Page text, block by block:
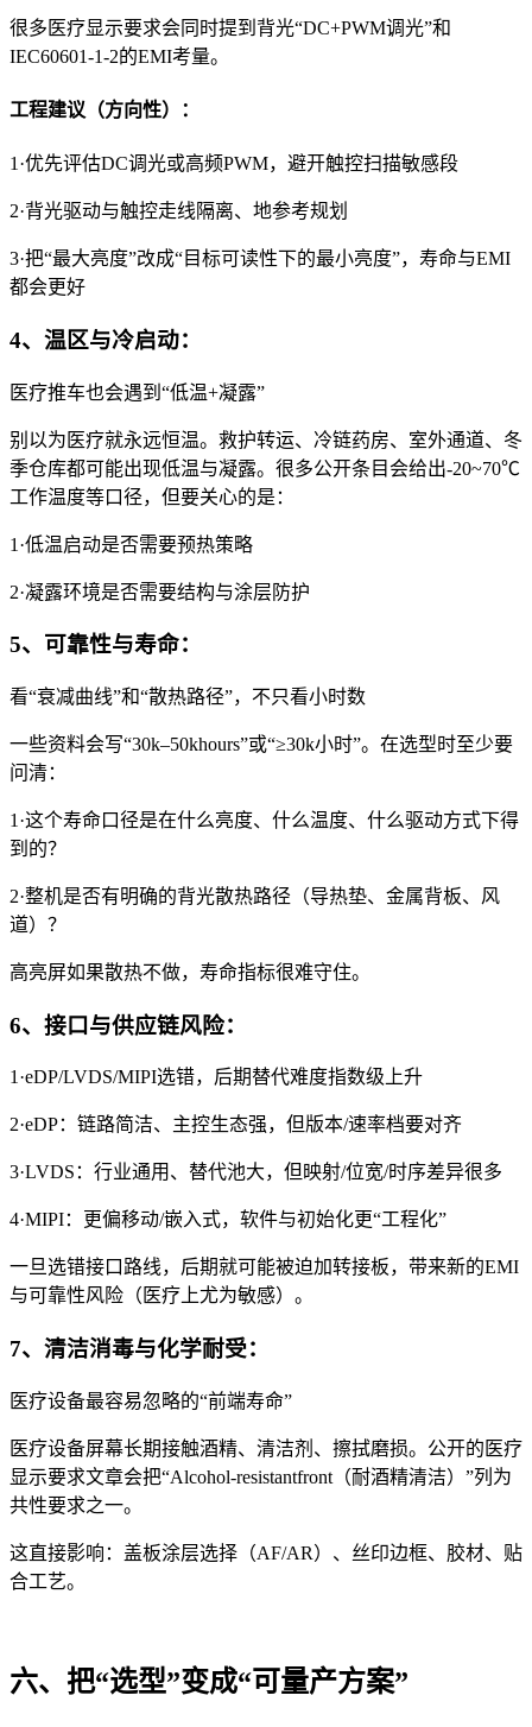
很多医疗显示要求会同时提到背光“DC+PWM调光”和
IEC60601-1-2的EMI考量。
工程建议（方向性）：
1·优先评估DC调光或高频PWM，避开触控扫描敏感段
2·背光驱动与触控走线隔离、地参考规划
3·把“最大亮度”改成“目标可读性下的最小亮度”，寿命与EMI
都会更好
4、温区与冷启动：
医疗推车也会遇到“低温+凝露”
别以为医疗就永远恒温。救护转运、冷链药房、室外通道、冬
季仓库都可能出现低温与凝露。很多公开条目会给出-20~70℃
工作温度等口径，但要关心的是：
1·低温启动是否需要预热策略
2·凝露环境是否需要结构与涂层防护
5、可靠性与寿命：
看“衰减曲线”和“散热路径”，不只看小时数
一些资料会写“30k–50khours”或“≥30k小时”。在选型时至少要
问清：
1·这个寿命口径是在什么亮度、什么温度、什么驱动方式下得
到的？
2·整机是否有明确的背光散热路径（导热垫、金属背板、风
道）？
高亮屏如果散热不做，寿命指标很难守住。
6、接口与供应链风险：
1·eDP/LVDS/MIPI选错，后期替代难度指数级上升
2·eDP：链路简洁、主控生态强，但版本/速率档要对齐
3·LVDS：行业通用、替代池大，但映射/位宽/时序差异很多
4·MIPI：更偏移动/嵌入式，软件与初始化更“工程化”
一旦选错接口路线，后期就可能被迫加转接板，带来新的EMI
与可靠性风险（医疗上尤为敏感）。
7、清洁消毒与化学耐受：
医疗设备最容易忽略的“前端寿命”
医疗设备屏幕长期接触酒精、清洁剂、擦拭磨损。公开的医疗
显示要求文章会把“Alcohol-resistantfront（耐酒精清洁）”列为
共性要求之一。
这直接影响：盖板涂层选择（AF/AR）、丝印边框、胶材、贴
合工艺。
六、把“选型”变成“可量产方案”